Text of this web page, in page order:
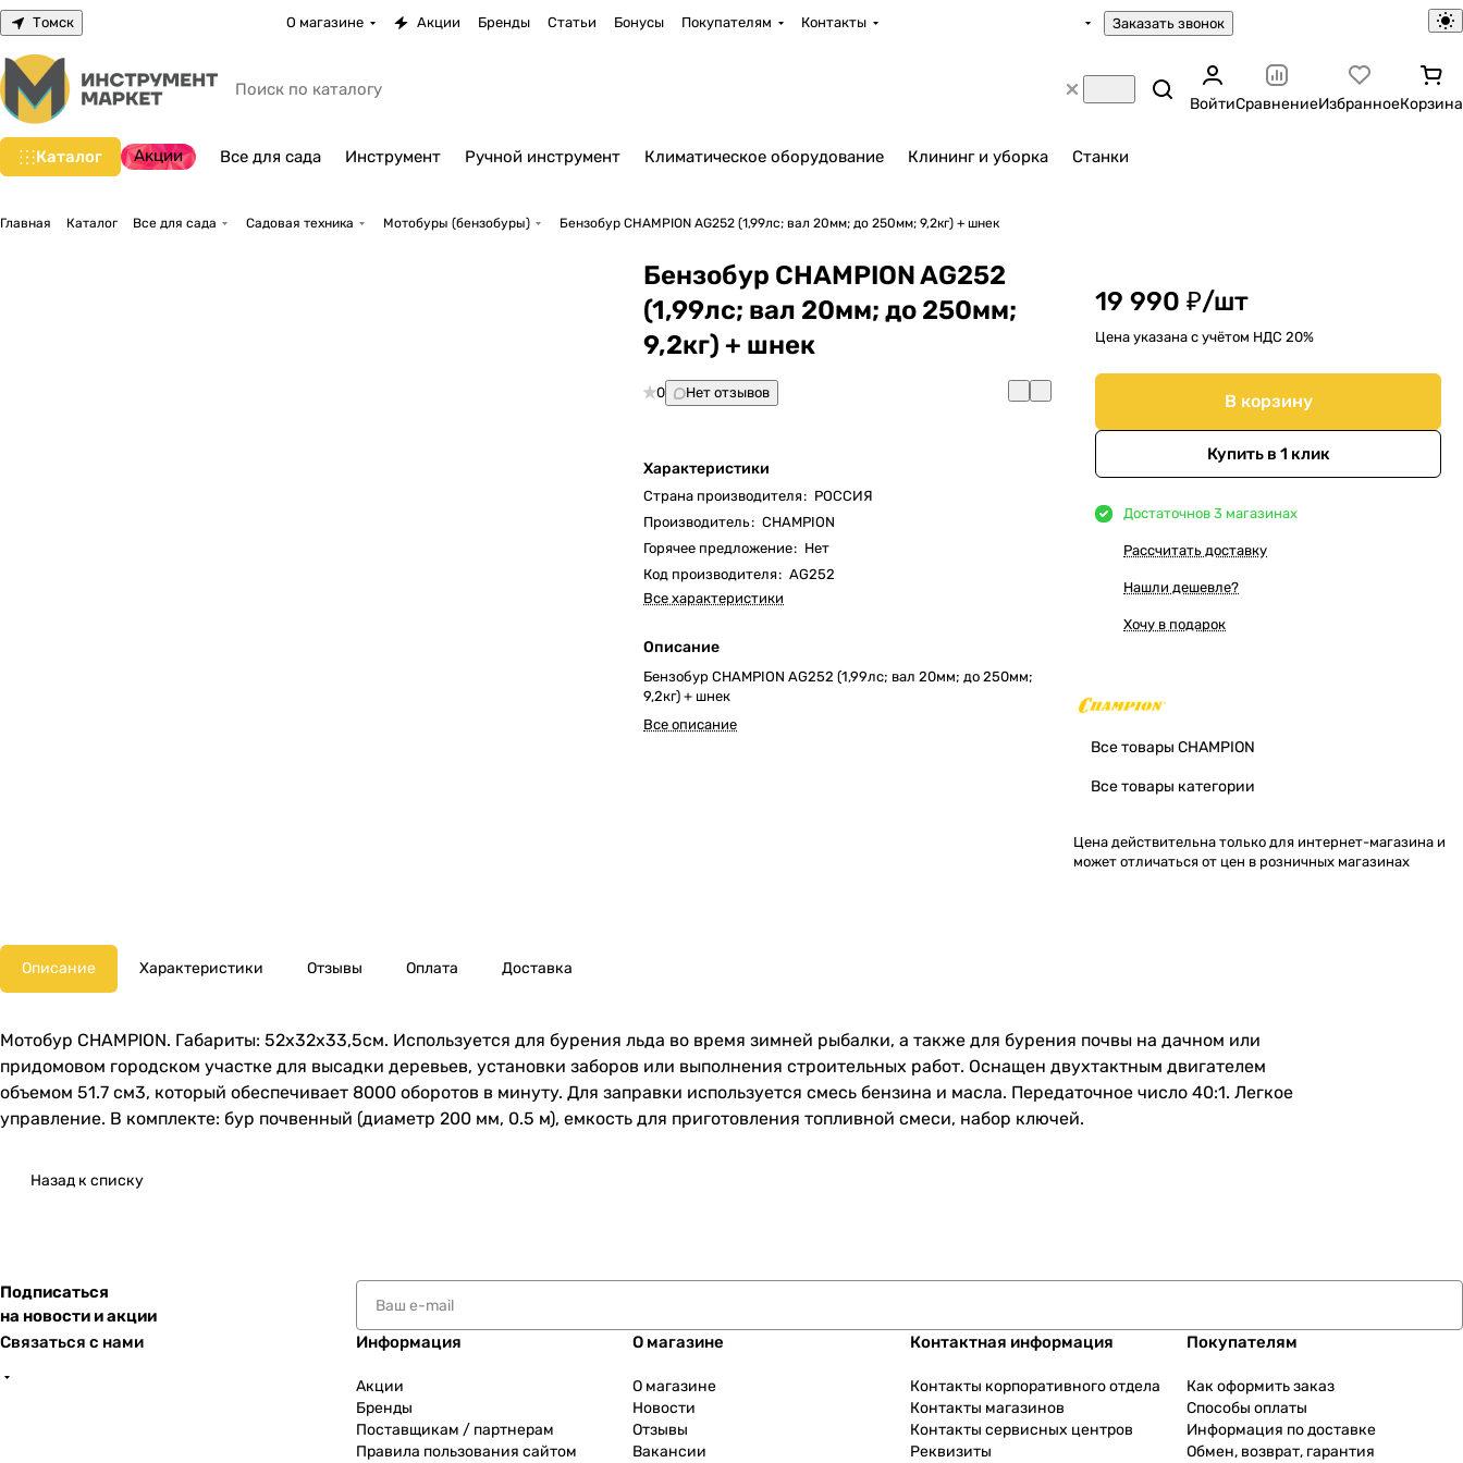
Томск О магазине Акции Бренды Статьи Бонусы Покупателям Контакты Заказать звонок
ВойтиСравнениеИзбранноеКорзина
Каталог Акции Все для сада Инструмент Ручной инструмент Климатическое оборудование Клининг и уборка Станки
Главная Каталог Все для сада Садовая техника Мотобуры (бензобуры) Бензобур CHAMPION AG252 (1,99лс; вал 20мм; до 250мм; 9,2кг) + шнек
Бензобур CHAMPION AG252
(1,99лс; вал 20мм; до 250мм;
9,2кг) + шнек
0 Нет отзывов
Характеристики
Страна производителя: РОССИЯ
Производитель: CHAMPION
Горячее предложение: Нет
Код производителя: AG252
Все характеристики
Описание
Бензобур CHAMPION AG252 (1,99лс; вал 20мм; до 250мм;
9,2кг) + шнек
Все описание
19 990 ₽/шт
Цена указана с учётом НДС 20%
В корзину
Купить в 1 клик
Достаточнов 3 магазинах
Рассчитать доставку
Нашли дешевле?
Хочу в подарок
Все товары CHAMPION
Все товары категории
Цена действительна только для интернет-магазина и
может отличаться от цен в розничных магазинах
Описание Характеристики Отзывы Оплата Доставка
Мотобур CHAMPION. Габариты: 52х32х33,5см. Используется для бурения льда во время зимней рыбалки, а также для бурения почвы на дачном или
придомовом городском участке для высадки деревьев, установки заборов или выполнения строительных работ. Оснащен двухтактным двигателем
объемом 51.7 см3, который обеспечивает 8000 оборотов в минуту. Для заправки используется смесь бензина и масла. Передаточное число 40:1. Легкое
управление. В комплекте: бур почвенный (диаметр 200 мм, 0.5 м), емкость для приготовления топливной смеси, набор ключей.
Назад к списку
Подписаться
на новости и акции
Связаться с нами
Информация
Акции
Бренды
Поставщикам / партнерам
Правила пользования сайтом
О магазине
О магазине
Новости
Отзывы
Вакансии
Контактная информация
Контакты корпоративного отдела
Контакты магазинов
Контакты сервисных центров
Реквизиты
Покупателям
Как оформить заказ
Способы оплаты
Информация по доставке
Обмен, возврат, гарантия